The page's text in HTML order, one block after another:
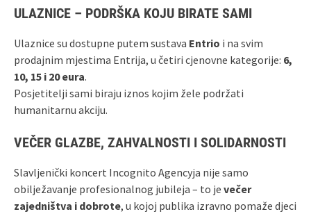
ULAZNICE – PODRŠKA KOJU BIRATE SAMI
Ulaznice su dostupne putem sustava Entrio i na svim
prodajnim mjestima Entrija, u četiri cjenovne kategorije: 6,
10, 15 i 20 eura.
Posjetitelji sami biraju iznos kojim žele podržati
humanitarnu akciju.
VEČER GLAZBE, ZAHVALNOSTI I SOLIDARNOSTI
Slavljenički koncert Incognito Agencyja nije samo
obilježavanje profesionalnog jubileja – to je večer
zajedništva i dobrote, u kojoj publika izravno pomaže djeci